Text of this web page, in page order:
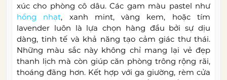
xúc cho phòng cô dâu. Các gam màu pastel như
hồng nhạt, xanh mint, vàng kem, hoặc tím
lavender luôn là lựa chọn hàng đầu bởi sự dịu
dàng, tinh tế và khả năng tạo cảm giác thư thái.
Những màu sắc này không chỉ mang lại vẻ đẹp
thanh lịch mà còn giúp căn phòng trông rộng rãi,
thoáng đãng hơn. Kết hợp với ga giường, rèm cửa